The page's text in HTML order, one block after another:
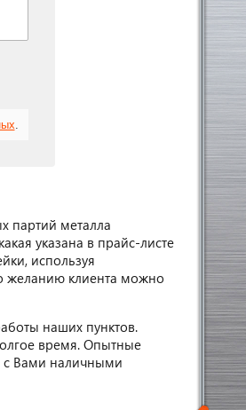
партий металла
указана в прайс-листе
используя
желанию клиента можно
наших пунктов.
время. Опытные
с Вами наличными